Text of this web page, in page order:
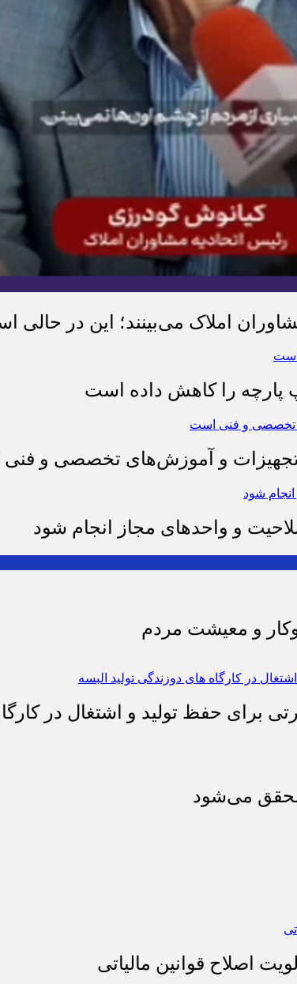
املاک می‌بینند؛ این در حالی
را کاهش داده است
تجهیزات و آموزش‌های تخصصی و
و واحدهای مجاز انجام شود
و معیشت مردم
برای حفظ تولید و اشتغال در
محقق می‌شود
اصلاح قوانین مالیاتی